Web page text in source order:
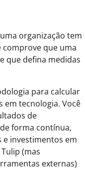
organização tem
que uma
que defina medidas
para calcular
em tecnologia. Você
de
forma contínua,
investimentos em
(mas
externas)